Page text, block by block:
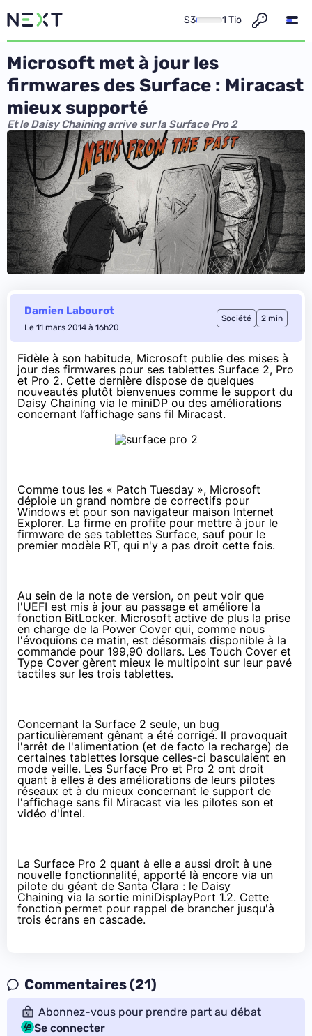
S3 1 Tio
Microsoft met à jour les
firmwares des Surface : Miracast
mieux supporté
Et le Daisy Chaining arrive sur la Surface Pro 2
Damien Labourot
Le 11 mars 2014 à 16h20
Société 2 min
Fidèle à son habitude, Microsoft publie des mises à
jour des firmwares pour ses tablettes Surface 2, Pro
et Pro 2. Cette dernière dispose de quelques
nouveautés plutôt bienvenues comme le support du
Daisy Chaining via le miniDP ou des améliorations
concernant l’affichage sans fil Miracast.
Comme tous les « Patch Tuesday », Microsoft
déploie un grand nombre de correctifs pour
Windows et pour son navigateur maison Internet
Explorer. La firme en profite pour mettre à jour le
firmware de ses tablettes Surface, sauf pour le
premier modèle RT, qui n'y a pas droit cette fois.
Au sein de la note de version, on peut voir que
l'UEFI est mis à jour au passage et améliore la
fonction BitLocker. Microsoft active de plus la prise
en charge de la Power Cover qui, comme nous
l'évoquions ce matin, est désormais disponible à la
commande pour 199,90 dollars. Les Touch Cover et
Type Cover gèrent mieux le multipoint sur leur pavé
tactiles sur les trois tablettes.
Concernant la Surface 2 seule, un bug
particulièrement gênant a été corrigé. Il provoquait
l'arrêt de l'alimentation (et de facto la recharge) de
certaines tablettes lorsque celles-ci basculaient en
mode veille. Les Surface Pro et Pro 2 ont droit
quant à elles à des améliorations de leurs pilotes
réseaux et à du mieux concernant le support de
l'affichage sans fil Miracast via les pilotes son et
vidéo d'Intel.
La Surface Pro 2 quant à elle a aussi droit à une
nouvelle fonctionnalité, apporté là encore via un
pilote du géant de Santa Clara : le Daisy
Chaining via la sortie miniDisplayPort 1.2. Cette
fonction permet pour rappel de brancher jusqu'à
trois écrans en cascade.
Commentaires (21)
Abonnez-vous pour prendre part au débat
Se connecter